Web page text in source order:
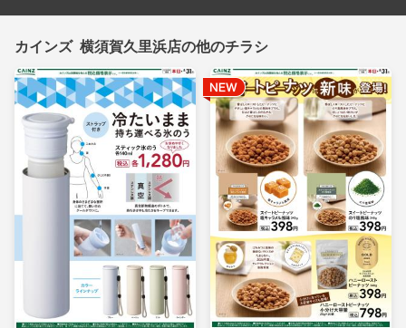
カインズ 横須賀久里浜店の他のチラシ